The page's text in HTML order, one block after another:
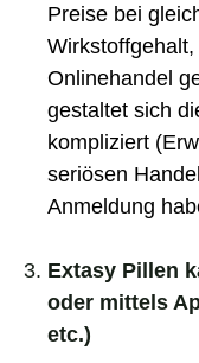
Preise bei
Onlinehandel
gestaltet sich
kompliziert
seriösen
Anmeldung
Extasy Pillen
oder mittels
etc.)